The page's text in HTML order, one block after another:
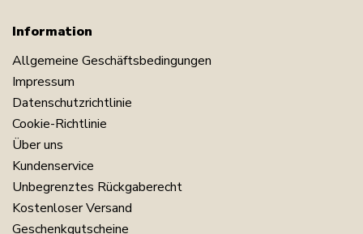
Information
Allgemeine Geschäftsbedingungen
Impressum
Datenschutzrichtlinie
Cookie-Richtlinie
Über uns
Kundenservice
Unbegrenztes Rückgaberecht
Kostenloser Versand
Geschenkgutscheine